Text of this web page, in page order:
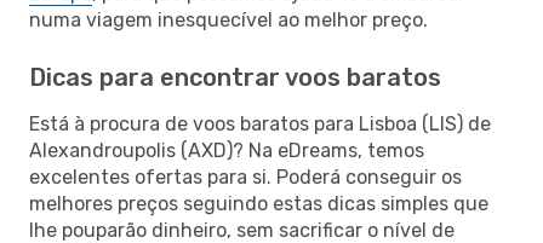
numa viagem inesquecível ao melhor preço.
Dicas para encontrar voos baratos
Está à procura de voos baratos para Lisboa (LIS) de
Alexandroupolis (AXD)? Na eDreams, temos
excelentes ofertas para si. Poderá conseguir os
melhores preços seguindo estas dicas simples que
lhe pouparão dinheiro, sem sacrificar o nível de